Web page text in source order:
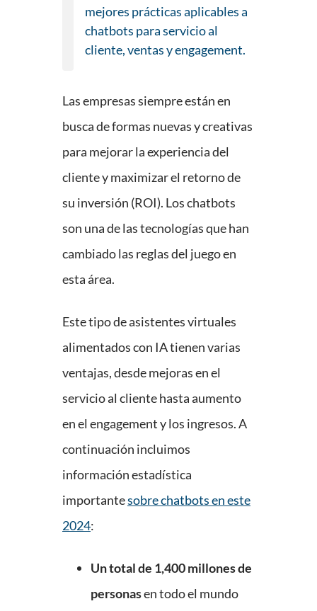
mejores prácticas aplicables a
chatbots para servicio al
cliente, ventas y engagement.
Las empresas siempre están en
busca de formas nuevas y creativas
para mejorar la experiencia del
cliente y maximizar el retorno de
su inversión (ROI). Los chatbots
son una de las tecnologías que han
cambiado las reglas del juego en
esta área.
Este tipo de asistentes virtuales
alimentados con IA tienen varias
ventajas, desde mejoras en el
servicio al cliente hasta aumento
en el engagement y los ingresos. A
continuación incluimos
información estadística
importantesobre chatbots en este
2024:
Un total de 1,400 millones de
personasen todo el mundo